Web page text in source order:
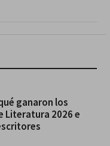
ganaron los
Literatura 2026 e